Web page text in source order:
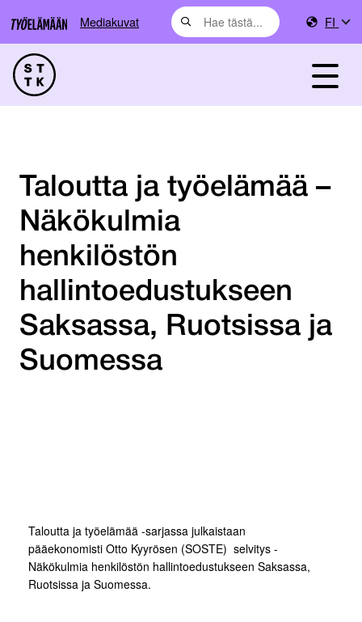
Mediakuvat FI
Taloutta ja työelämää –
Näkökulmia
henkilöstön
hallintoedustukseen
Saksassa, Ruotsissa ja
Suomessa
Taloutta ja työelämää -sarjassa julkaistaan
pääekonomisti Otto Kyyrösen (SOSTE) selvitys -
Näkökulmia henkilöstön hallintoedustukseen Saksassa,
Ruotsissa ja Suomessa.